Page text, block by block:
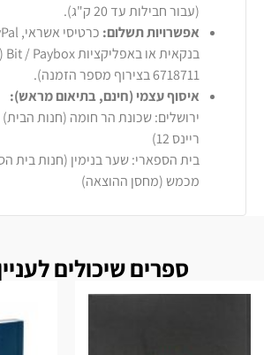
(עבור חבילות עד 20 ק"ג).
אפשרויות תשלום:
6718711 בצירוף מספר הזמנה).
איסוף עצמי (חינם, בתיאום מראש):
ירושלים: שכונת הר חומה (חנות
ריינס 12)
בית הספארי: שער בנימין (חנות בית
מכמש (מחסן ההוצאה)
ספרים שיכולים